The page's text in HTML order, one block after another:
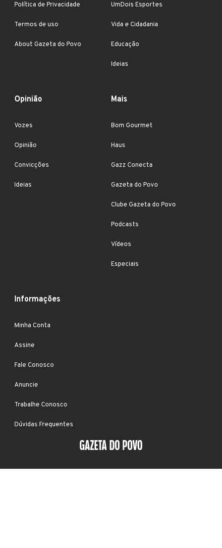
Política de Privacidade
Termos de uso
About Gazeta do Povo
UmDois Esportes
Vida e Cidadania
Educação
Ideias
Opinião
Vozes
Opinião
Convicções
Ideias
Mais
Bom Gourmet
Haus
Gazz Conecta
Gazeta do Povo
Clube Gazeta do Povo
Podcasts
Vídeos
Especiais
Informações
Minha Conta
Assine
Fale Conosco
Anuncie
Trabalhe Conosco
Dúvidas Frequentes